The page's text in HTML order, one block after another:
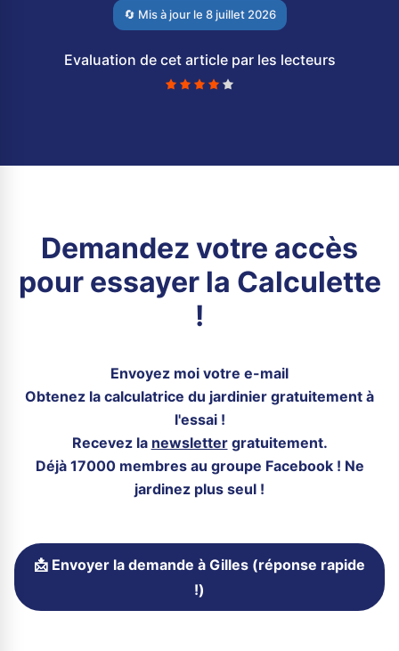
🔄 Mis à jour le 8 juillet 2026
Evaluation de cet article par les lecteurs
Demandez votre accès
pour essayer la Calculette
!
Envoyez moi votre e-mail
Obtenez la calculatrice du jardinier gratuitement à
l'essai !
Recevez la newslettergratuitement.
Déjà 17000 membres au groupe Facebook ! Ne
jardinez plus seul !
📩 Envoyer la demande à Gilles (réponse rapide
!)